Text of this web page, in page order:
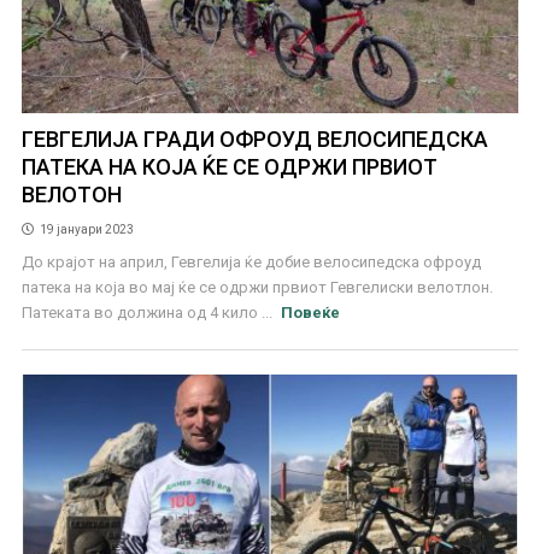
ГЕВГЕЛИЈА ГРАДИ ОФРОУД ВЕЛОСИПЕДСКА
ПАТЕКА НА КОЈА ЌЕ СЕ ОДРЖИ ПРВИОТ
ВЕЛОТОН
19 јануари 2023
До крајот на април, Гевгелија ќе добие велосипедска офроуд
патека на која во мај ќе се одржи првиот Гевгелиски велотлон.
Патеката во должина од 4 кило ...
Повеќе